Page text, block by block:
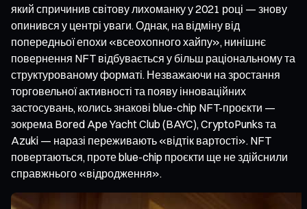
який спричинив світову лихоманку у 2021 році — знову
опинився у центрі уваги. Однак, на відміну від
попередньої епохи «всеохопного хайпу», нинішнє
повернення NFT відбувається у більш раціональному та
структурованому форматі. Незважаючи на зростання
торговельної активності та появу інноваційних
застосувань, колись знакові blue-chip NFT-проєкти —
зокрема Bored Ape Yacht Club (BAYC), CryptoPunks та
Azuki — наразі переживають «відтік вартості». NFT
повертаються, проте blue-chip проєкти ще не здійснили
справжнього «відродження».